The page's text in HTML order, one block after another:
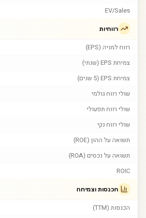
EV/Sales
רווחיות
רווח למניה (EPS)
צמיחת EPS (שנתי)
צמיחת EPS (5 שנים)
שולי רווח גולמי
שולי רווח תפעולי
שולי רווח נקי
תשואה על ההון (ROE)
תשואה על נכסים (ROA)
ROIC
הכנסות וצמיחה
הכנסות (TTM)